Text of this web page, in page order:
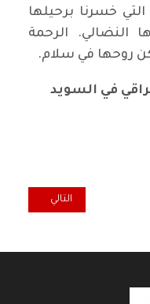
خسرنا برحيلها
النضالي. الرحمة
روحها في سلام.
في السويد
تعزي بوفاة الرفيقة النصيرة
المقال التالي:
التالي